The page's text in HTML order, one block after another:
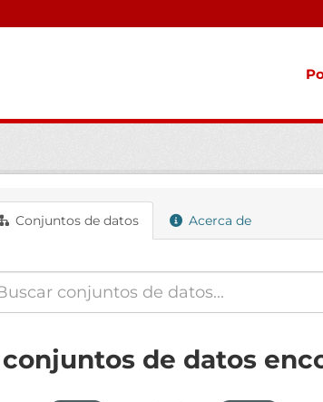
Conjuntos de datos Acerca de
de datos